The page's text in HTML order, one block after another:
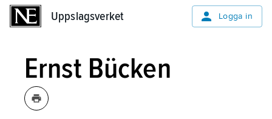
Uppslagsverket Logga in
Ernst Bücken